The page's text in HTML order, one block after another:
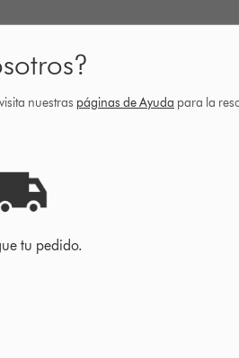
nuestras páginas de Ayuda para la
tu pedido.